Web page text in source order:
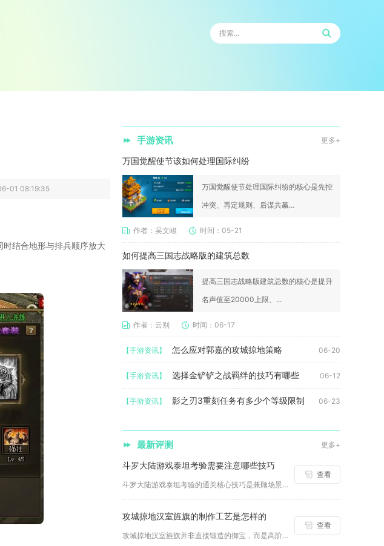
01 08:19:35
结合地形与排兵顺序放大
手游资讯 更多+
万国觉醒使节该如何处理国际纠纷
万国觉醒使节处理国际纠纷的核心是先控
冲突、再定规则、后谋共赢...
作者：吴文峻 时间：05-21
如何提高三国志战略版的建筑总数
提高三国志战略版建筑总数的核心是提升
名声值至20000上限、...
作者：云别 时间：06-17
【手游资讯】 怎么应对郭嘉的攻城掠地策略 06-20
【手游资讯】 选择金铲铲之战羁绊的技巧有哪些 06-12
【手游资讯】 影之刃3重刻任务有多少个等级限制 06-23
最新评测 更多+
斗罗大陆游戏泰坦考验需要注意哪些技巧
斗罗大陆游戏泰坦考验的通关核心技巧是兼顾场景解谜探索、均衡阵...
查看
攻城掠地汉室旌旗的制作工艺是怎样的
攻城掠地汉室旌旗并非直接锻造的御宝，而是高阶军旗系统中的红色...
查看